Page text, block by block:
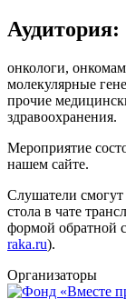
Аудитория:
онкологи,
молекулярные
прочие
здравоохранения.
Мероприятие
нашем сайте.
Слушатели смогут
стола в чате
формой обратной
raka.ru).
Организаторы